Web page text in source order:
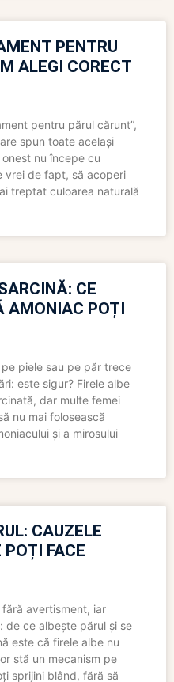
PENTRU
ALEGI CORECT
pentru părul cărunt”,
spun toate același
onest nu începe cu
vrei de fapt, să acoperi
treptat culoarea naturală
CE
AMONIAC POȚI
piele sau pe păr trece
este sigur? Firele albe
dar multe femei
nu mai folosească
și a mirosului
CAUZELE
POȚI FACE
avertisment, iar
de ce albește părul și se
este că firele albe nu
stă un mecanism pe
sprijini blând, fără să